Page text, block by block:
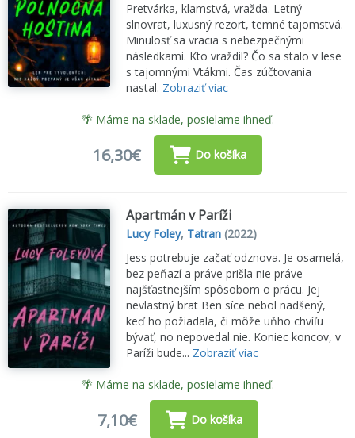
Pretvárka, klamstvá, vražda. Letný
slnovrat, luxusný rezort, temné tajomstvá.
Minulosť sa vracia s nebezpečnými
následkami. Kto vraždil? Čo sa stalo v lese
s tajomnými Vtákmi. Čas zúčtovania
nastal. Zobraziť viac
🌴 Máme na sklade, posielame ihneď.
16,30€ Do košíka
Apartmán v Paríži
Lucy Foley, Tatran (2022)
Jess potrebuje začať odznova. Je osamelá,
bez peňazí a práve prišla nie práve
najšťastnejším spôsobom o prácu. Jej
nevlastný brat Ben síce nebol nadšený,
keď ho požiadala, či môže uňho chvíľu
bývať, no nepovedal nie. Koniec koncov, v
Paríži bude... Zobraziť viac
🌴 Máme na sklade, posielame ihneď.
7,10€ Do košíka